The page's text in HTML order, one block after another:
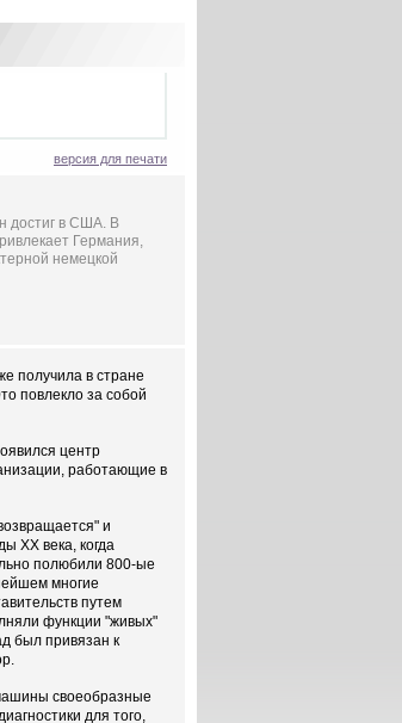
версия для печати
достиг в США. В
Германия,
немецкой
получила в стране
повлекло за собой
центр
работающие в
и
XX века, когда
полюбили 800-ые
многие
путем
функции "живых"
был привязан к
своеобразные
для того,